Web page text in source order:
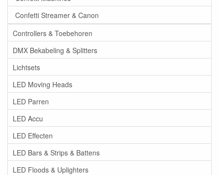
Confetti Streamer & Canon
Controllers & Toebehoren
DMX Bekabeling & Splitters
Lichtsets
LED Moving Heads
LED Parren
LED Accu
LED Effecten
LED Bars & Strips & Battens
LED Floods & Uplighters